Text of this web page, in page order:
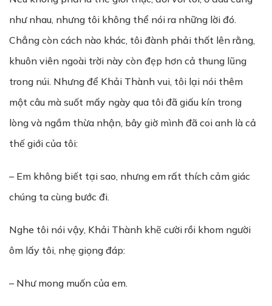
như nhau, nhưng tôi không thể nói ra những lời đó.
Chẳng còn cách nào khác, tôi đành phải thốt lên rằng,
khuôn viên ngoài trời này còn đẹp hơn cả thung lũng
trong núi. Nhưng để Khải Thành vui, tôi lại nói thêm
một câu mà suốt mấy ngày qua tôi đã giấu kín trong
lòng và ngầm thừa nhận, bây giờ mình đã coi anh là cả
thế giới của tôi:
– Em không biết tại sao, nhưng em rất thích cảm giác
chúng ta cùng bước đi.
Nghe tôi nói vậy, Khải Thành khẽ cười rồi khom người
ôm lấy tôi, nhẹ giọng đáp:
– Như mong muốn của em.